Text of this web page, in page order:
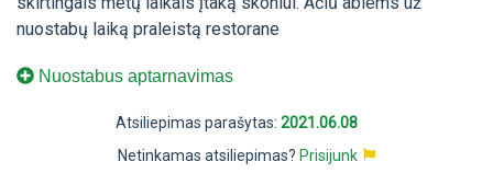
nuostabų laiką praleistą restorane
Nuostabus aptarnavimas
Atsiliepimas parašytas: 2021.06.08
Netinkamas atsiliepimas? Prisijunk